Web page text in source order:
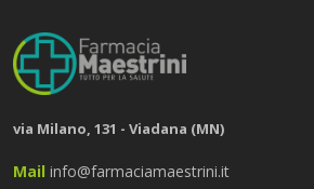
via Milano, 131 - Viadana (MN)
Mail info@farmaciamaestrini.it